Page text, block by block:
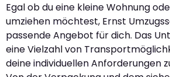
Egal ob du eine kleine Wohnung
umziehen möchtest, Ernst
passende Angebot für dich. Das
eine Vielzahl von
deine individuellen Anforderungen